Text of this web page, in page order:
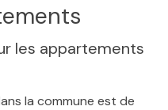
les appartements
la commune est de